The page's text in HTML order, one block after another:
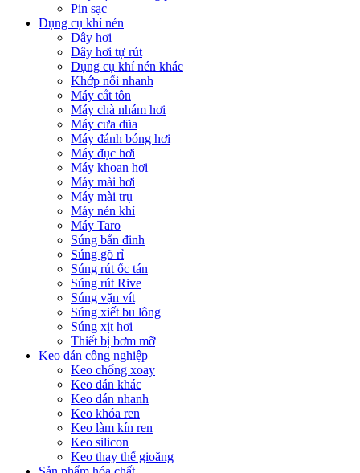
Pin sạc
Dụng cụ khí nén
Dây hơi
Dây hơi tự rút
Dụng cụ khí nén khác
Khớp nối nhanh
Máy cắt tôn
Máy chà nhám hơi
Máy cưa dũa
Máy đánh bóng hơi
Máy đục hơi
Máy khoan hơi
Máy mài hơi
Máy mài trụ
Máy nén khí
Máy Taro
Súng bắn đinh
Súng gõ rỉ
Súng rút ốc tán
Súng rút Rive
Súng vặn vít
Súng xiết bu lông
Súng xịt hơi
Thiết bị bơm mỡ
Keo dán công nghiệp
Keo chống xoay
Keo dán khác
Keo dán nhanh
Keo khóa ren
Keo làm kín ren
Keo silicon
Keo thay thế gioăng